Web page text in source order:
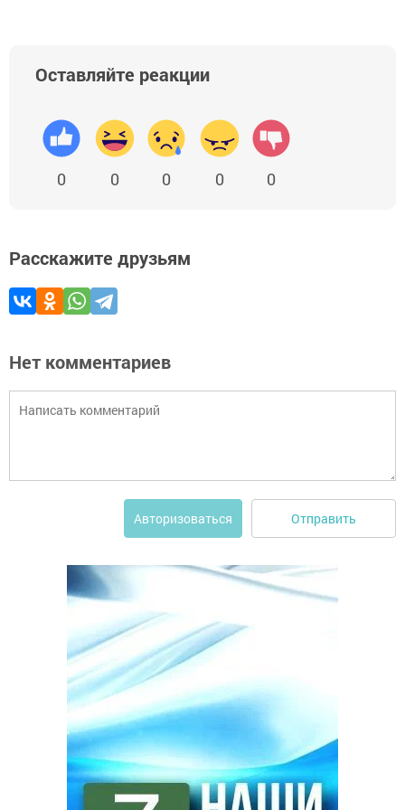
Оставляйте реакции
0 0 0 0 0
Расскажите друзьям
Нет комментариев
Авторизоваться Отправить